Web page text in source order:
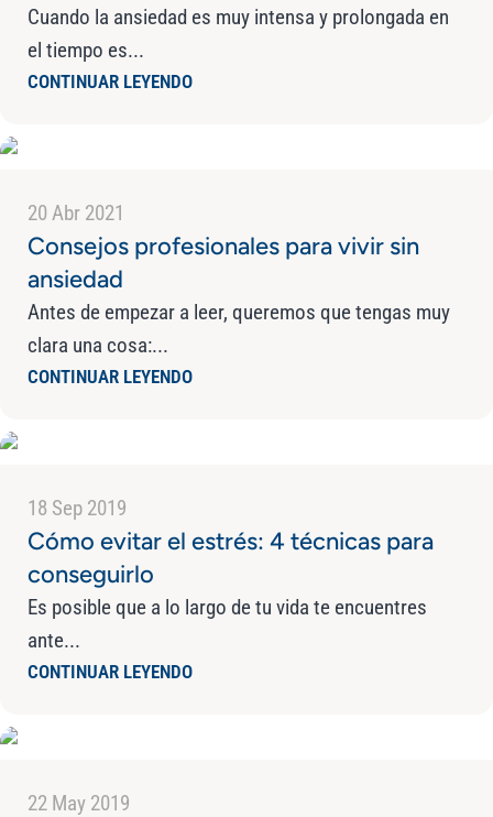
Cuando la ansiedad es muy intensa y prolongada en
el tiempo es...
CONTINUAR LEYENDO
20 Abr 2021
Consejos profesionales para vivir sin
ansiedad
Antes de empezar a leer, queremos que tengas muy
clara una cosa:...
CONTINUAR LEYENDO
18 Sep 2019
Cómo evitar el estrés: 4 técnicas para
conseguirlo
Es posible que a lo largo de tu vida te encuentres
ante...
CONTINUAR LEYENDO
22 May 2019